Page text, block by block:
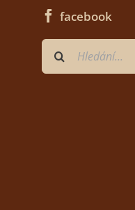
facebook
Hledat
...